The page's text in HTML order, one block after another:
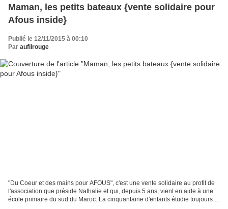
Maman, les petits bateaux {vente solidaire pour
Afous inside}
Publié le 12/11/2015 à 00:10
Par aufilrouge
"Du Coeur et des mains pour AFOUS", c'est une vente solidaire au profit de
l'association que préside Nathalie et qui, depuis 5 ans, vient en aide à une
école primaire du sud du Maroc. La cinquantaine d'enfants étudie toujours